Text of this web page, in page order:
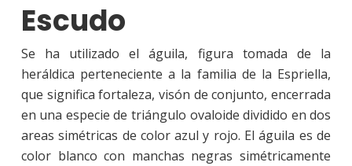
Escudo
Se ha utilizado el águila, figura tomada de la
heráldica perteneciente a la familia de la Espriella,
que significa fortaleza, visón de conjunto, encerrada
en una especie de triángulo ovaloide dividido en dos
areas simétricas de color azul y rojo. El águila es de
color blanco con manchas negras simétricamente